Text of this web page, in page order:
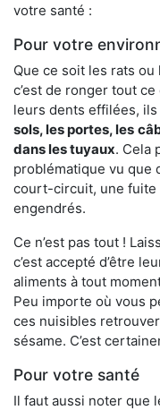
votre santé :
Pour votre
Que ce soit les rats
c’est de ronger tout
leurs dents effilées,
sols, les portes, les
dans les tuyaux. Cela
problématique vu que
court-circuit, une fuite
engendrés.
Ce n’est pas tout !
c’est accepté d’être
aliments à tout
Peu importe où vous
ces nuisibles
sésame. C’est
Pour votre santé
Il faut aussi noter que